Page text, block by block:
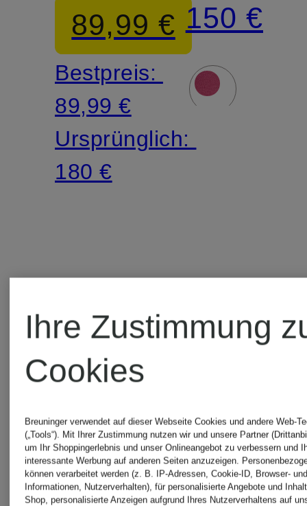
89,99 €
Bestpreis:
89,99 €
Ursprünglich:
180 €
150 €
+Aktionsrabatt
SAMSØE
Ihre Zustimmung
Cookies
Breuninger verwendet auf dieser Webseite Cookies und andere Web-
(„Tools“). Mit Ihrer Zustimmung nutzen wir und unsere Partner
um Ihr Shoppingerlebnis und unser Onlineangebot zu verbessern und
interessante Werbung auf anderen Seiten anzuzeigen.
können verarbeitet werden (z. B. IP-Adressen, Cookie-ID, Browser-
Informationen, Nutzerverhalten), für personalisierte Angebote und
Shop, personalisierte Anzeigen aufgrund Ihres Nutzerverhaltens auf